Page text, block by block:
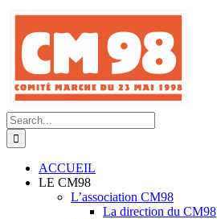
Skip
content
Search
for:
ACCUEIL
LE CM98
L’association CM98
La direction du CM98